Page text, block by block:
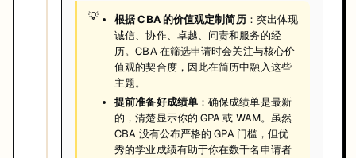
💡 根据 CBA 的价值观定制简历：突出体现
诚信、协作、卓越、问责和服务的经
历。CBA 在筛选申请时会关注与核心价
值观的契合度，因此在简历中融入这些
主题。
提前准备好成绩单：确保成绩单是最新
的，清楚显示你的 GPA 或 WAM。虽然
CBA 没有公布严格的 GPA 门槛，但优
秀的学业成绩有助于你在数千名申请者